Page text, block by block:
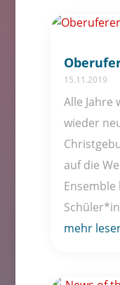
15.11.2019
Alle Jahre
wieder
auf die
mehr